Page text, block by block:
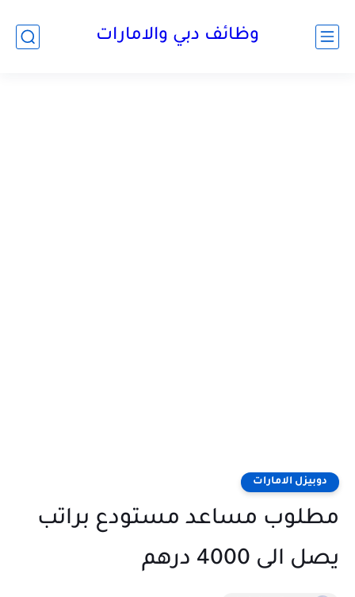
وظائف دبي والامارات
دوبيزل الامارات
مطلوب مساعد مستودع براتب
يصل الى 4000 درهم